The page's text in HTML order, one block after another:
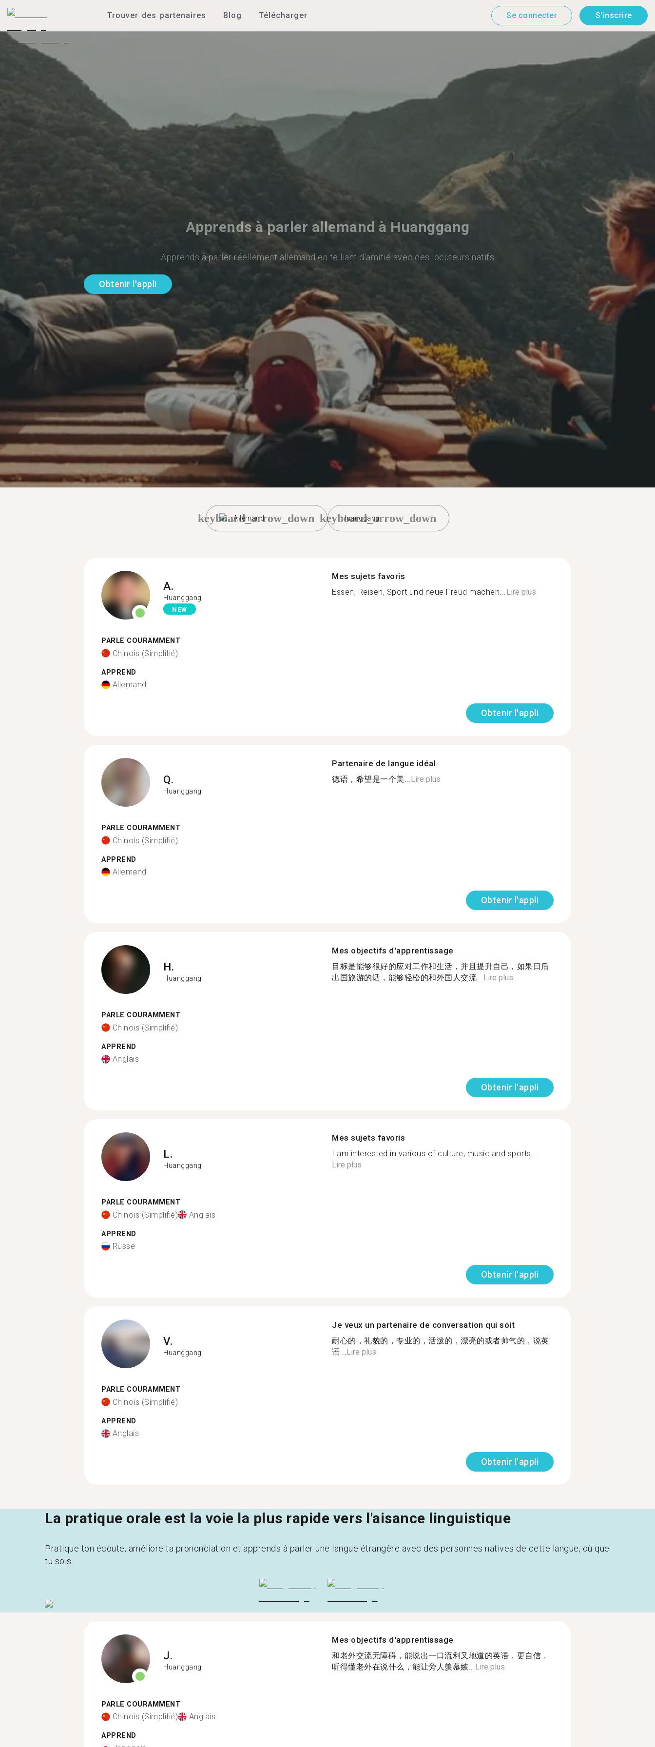
Trouver des partenaires Blog Télécharger Se connecter S'inscrire
Apprends à parler allemand à Huanggang
Apprends à parler réellement allemand en te liant d'amitié avec des locuteurs natifs
Obtenir l'appli
Allemand
keyboard_arrow_down Huanggang
keyboard_arrow_down
A.
Huanggang
NEW
PARLE COURAMMENT
Chinois (Simplifié)
APPREND
Allemand
Mes sujets favoris
Essen, Reisen, Sport und neue Freud machen...Lire plus
Obtenir l'appli
Q.
Huanggang
PARLE COURAMMENT
Chinois (Simplifié)
APPREND
Allemand
Partenaire de langue idéal
德语，希望是一个美...Lire plus
Obtenir l'appli
H.
Huanggang
PARLE COURAMMENT
Chinois (Simplifié)
APPREND
Anglais
Mes objectifs d'apprentissage
目标是能够很好的应对工作和生活，并且提升自己，如果日后
出国旅游的话，能够轻松的和外国人交流...Lire plus
Obtenir l'appli
L.
Huanggang
PARLE COURAMMENT
Chinois (Simplifié) Anglais
APPREND
Russe
Mes sujets favoris
I am interested in various of culture, music and sports...
Lire plus
Obtenir l'appli
V.
Huanggang
PARLE COURAMMENT
Chinois (Simplifié)
APPREND
Anglais
Je veux un partenaire de conversation qui soit
耐心的，礼貌的，专业的，活泼的，漂亮的或者帅气的，说英
语...Lire plus
Obtenir l'appli
La pratique orale est la voie la plus rapide vers l'aisance linguistique
Pratique ton écoute, améliore ta prononciation et apprends à parler une langue étrangère avec des personnes natives de cette langue, où que
tu sois.
J.
Huanggang
PARLE COURAMMENT
Chinois (Simplifié) Anglais
APPREND
Mes objectifs d'apprentissage
和老外交流无障碍，能说出一口流利又地道的英语，更自信，
听得懂老外在说什么，能让旁人羡慕嫉... Lire plus